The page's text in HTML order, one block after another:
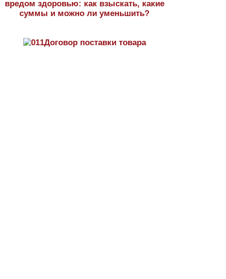
вредом здоровью: как взыскать, какие
суммы и можно ли уменьшить?
Договор поставки товара